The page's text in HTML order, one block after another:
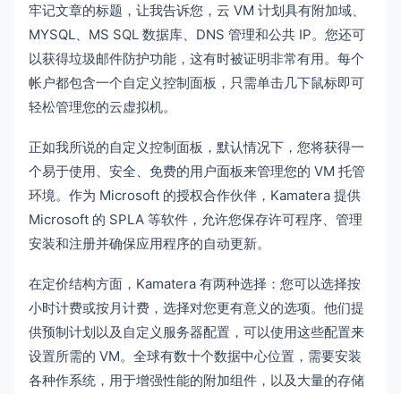
牢记文章的标题，让我告诉您，云 VM 计划具有附加域、
MYSQL、MS SQL 数据库、DNS 管理和公共 IP。您还可
以获得垃圾邮件防护功能，这有时被证明非常有用。每个
帐户都包含一个自定义控制面板，只需单击几下鼠标即可
轻松管理您的云虚拟机。
正如我所说的自定义控制面板，默认情况下，您将获得一
个易于使用、安全、免费的用户面板来管理您的 VM 托管
环境。作为 Microsoft 的授权合作伙伴，Kamatera 提供
Microsoft 的 SPLA 等软件，允许您保存许可程序、管理
安装和注册并确保应用程序的自动更新。
在定价结构方面，Kamatera 有两种选择：您可以选择按
小时计费或按月计费，选择对您更有意义的选项。他们提
供预制计划以及自定义服务器配置，可以使用这些配置来
设置所需的 VM。全球有数十个数据中心位置，需要安装
各种作系统，用于增强性能的附加组件，以及大量的存储